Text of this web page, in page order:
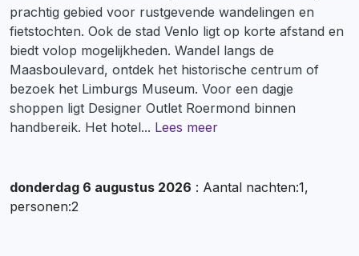
prachtig gebied voor rustgevende wandelingen en
fietstochten. Ook de stad Venlo ligt op korte afstand en
biedt volop mogelijkheden. Wandel langs de
Maasboulevard, ontdek het historische centrum of
bezoek het Limburgs Museum. Voor een dagje
shoppen ligt Designer Outlet Roermond binnen
handbereik. Het hotel... Lees meer
donderdag 6 augustus 2026 : Aantal nachten:1,
personen:2